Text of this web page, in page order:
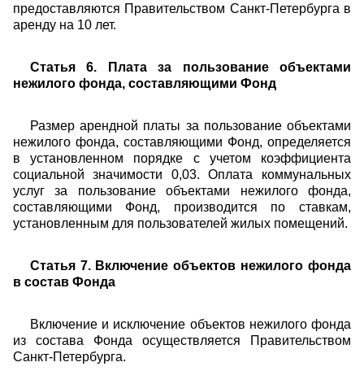
предоставляются Правительством Санкт-Петербурга в
аренду на 10 лет.
Статья 6. Плата за пользование объектами
нежилого фонда, составляющими Фонд
Размер арендной платы за пользование объектами
нежилого фонда, составляющими Фонд, определяется
в установленном порядке с учетом коэффициента
социальной значимости 0,03. Оплата коммунальных
услуг за пользование объектами нежилого фонда,
составляющими Фонд, производится по ставкам,
установленным для пользователей жилых помещений.
Статья 7. Включение объектов нежилого фонда
в состав Фонда
Включение и исключение объектов нежилого фонда
из состава Фонда осуществляется Правительством
Санкт-Петербурга.